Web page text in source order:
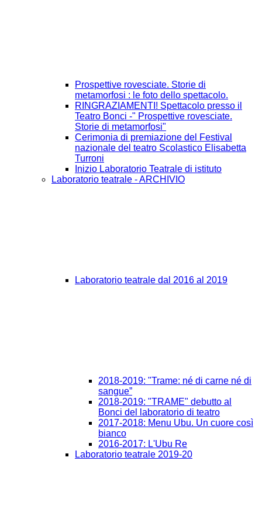
Prospettive rovesciate. Storie di
metamorfosi : le foto dello spettacolo.
RINGRAZIAMENTI! Spettacolo presso il
Teatro Bonci -" Prospettive rovesciate.
Storie di metamorfosi"
Cerimonia di premiazione del Festival
nazionale del teatro Scolastico Elisabetta
Turroni
Inizio Laboratorio Teatrale di istituto
Laboratorio teatrale - ARCHIVIO
Laboratorio teatrale dal 2016 al 2019
2018-2019: "Trame: né di carne né di
sangue”
2018-2019: "TRAME" debutto al
Bonci del laboratorio di teatro
2017-2018: Menu Ubu. Un cuore così
bianco
2016-2017: L'Ubu Re
Laboratorio teatrale 2019-20